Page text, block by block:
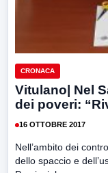
CRONACA
Vitulano| Nel
dei poveri:
16 OTTOBRE 2017
Nell’ambito dei
dello spaccio e